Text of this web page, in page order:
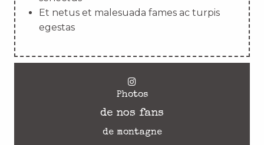
Et netus et malesuada fames ac turpis
egestas
Photos
de nos fans
de montagne